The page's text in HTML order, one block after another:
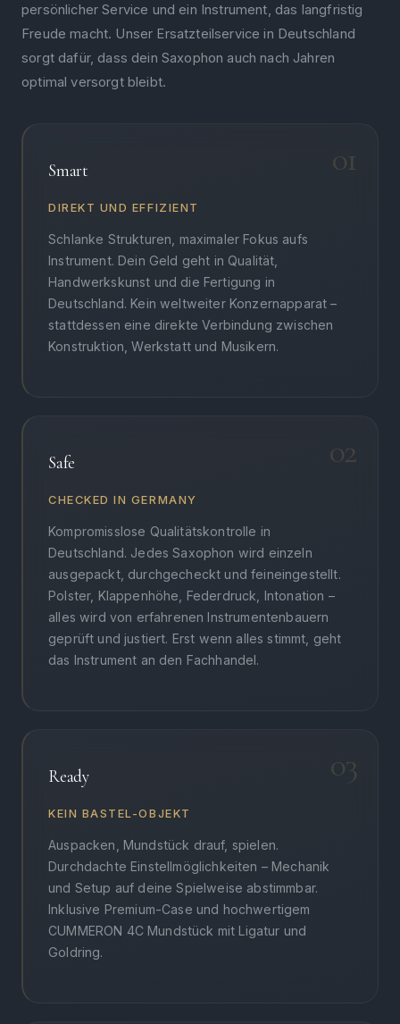
persönlicher Service und ein Instrument, das langfristig
Freude macht. Unser Ersatzteilservice in Deutschland
sorgt dafür, dass dein Saxophon auch nach Jahren
optimal versorgt bleibt.
01
Smart
DIREKT UND EFFIZIENT
Schlanke Strukturen, maximaler Fokus aufs
Instrument. Dein Geld geht in Qualität,
Handwerkskunst und die Fertigung in
Deutschland. Kein weltweiter Konzernapparat –
stattdessen eine direkte Verbindung zwischen
Konstruktion, Werkstatt und Musikern.
02
Safe
CHECKED IN GERMANY
Kompromisslose Qualitätskontrolle in
Deutschland. Jedes Saxophon wird einzeln
ausgepackt, durchgecheckt und feineingestellt.
Polster, Klappenhöhe, Federdruck, Intonation –
alles wird von erfahrenen Instrumentenbauern
geprüft und justiert. Erst wenn alles stimmt, geht
das Instrument an den Fachhandel.
03
Ready
KEIN BASTEL-OBJEKT
Auspacken, Mundstück drauf, spielen.
Durchdachte Einstellmöglichkeiten – Mechanik
und Setup auf deine Spielweise abstimmbar.
Inklusive Premium-Case und hochwertigem
CUMMERON 4C Mundstück mit Ligatur und
Goldring.